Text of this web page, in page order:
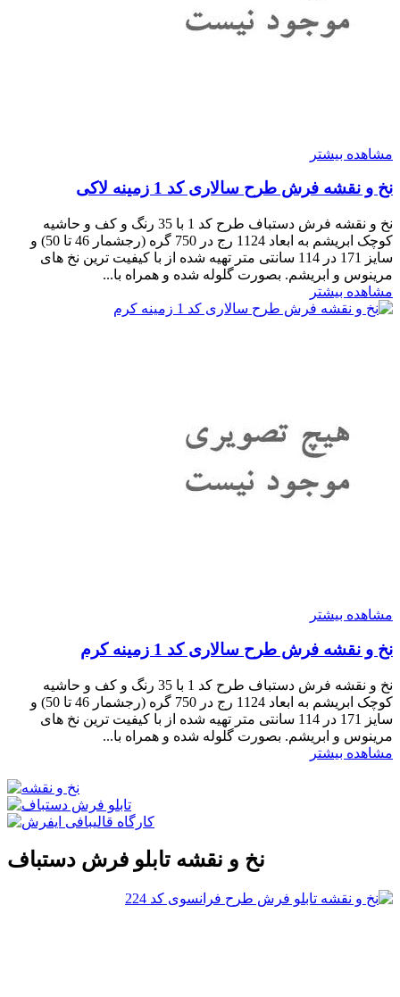
مشاهده بیشتر
نخ و نقشه فرش طرح سالاری کد 1 زمینه لاکی
نخ و نقشه فرش دستباف طرح کد 1 با 35 رنگ و کف و حاشیه
کوچک ابریشم به ابعاد 1124 رج در 750 گره (رجشمار 46 تا 50) و
سایز 171 در 114 سانتی متر تهیه شده از با کیفیت ترین نخ های
مرینوس و ابریشم. بصورت گلوله شده و همراه با...
مشاهده بیشتر
مشاهده بیشتر
نخ و نقشه فرش طرح سالاری کد 1 زمینه کرم
نخ و نقشه فرش دستباف طرح کد 1 با 35 رنگ و کف و حاشیه
کوچک ابریشم به ابعاد 1124 رج در 750 گره (رجشمار 46 تا 50) و
سایز 171 در 114 سانتی متر تهیه شده از با کیفیت ترین نخ های
مرینوس و ابریشم. بصورت گلوله شده و همراه با...
مشاهده بیشتر
نخ و نقشه تابلو فرش دستباف